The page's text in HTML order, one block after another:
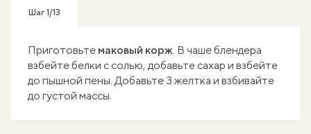
Шаг 1/13
Приготовьте маковый корж. В чаше блендера
взбейте белки с солью, добавьте сахар и взбейте
до пышной пены. Добавьте 3 желтка и взбивайте
до густой массы.